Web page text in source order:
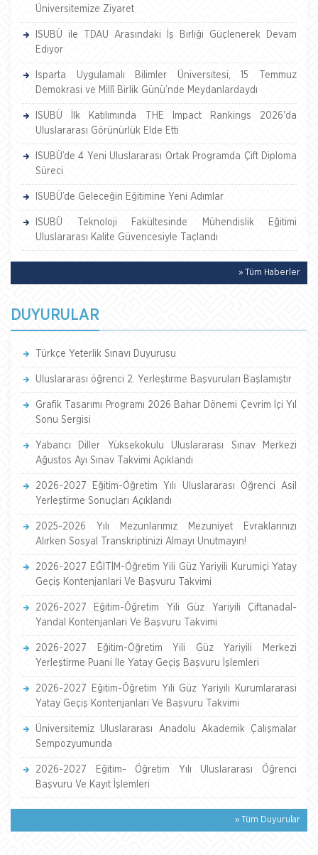
Üniversitemize Ziyaret
ISUBÜ ile TDAU Arasındaki İş Birliği Güçlenerek Devam
Ediyor
Isparta Uygulamalı Bilimler Üniversitesi, 15 Temmuz
Demokrasi ve Millî Birlik Günü’nde Meydanlardaydı
ISUBÜ İlk Katılımında THE Impact Rankings 2026'da
Uluslararası Görünürlük Elde Etti
ISUBÜ’de 4 Yeni Uluslararası Ortak Programda Çift Diploma
Süreci
ISUBÜ’de Geleceğin Eğitimine Yeni Adımlar
ISUBÜ Teknoloji Fakültesinde Mühendislik Eğitimi
Uluslararası Kalite Güvencesiyle Taçlandı
» Tüm Haberler
DUYURULAR
Türkçe Yeterlik Sınavı Duyurusu
Uluslararası öğrenci 2. Yerleştirme Başvuruları Başlamıştır
Grafik Tasarımı Programı 2026 Bahar Dönemi Çevrim İçi Yıl
Sonu Sergisi
Yabancı Diller Yüksekokulu Uluslararası Sınav Merkezi
Ağustos Ayı Sınav Takvimi Açıklandı
2026-2027 Eğitim-Öğretim Yılı Uluslararası Öğrenci Asil
Yerleştirme Sonuçları Açıklandı
2025-2026 Yılı Mezunlarımız Mezuniyet Evraklarınızı
Alırken Sosyal Transkriptinizi Almayı Unutmayın!
2026-2027 EĞİTİM-Öğretim Yili Güz Yariyili Kurumiçi Yatay
Geçiş Kontenjanlari Ve Başvuru Takvimi
2026-2027 Eğitim-Öğretim Yili Güz Yariyili Çiftanadal-
Yandal Kontenjanlari Ve Başvuru Takvimi
2026-2027 Eğitim-Öğretim Yili Güz Yariyili Merkezi
Yerleştirme Puani İle Yatay Geçiş Başvuru İşlemleri
2026-2027 Eğitim-Öğretim Yili Güz Yariyili Kurumlararasi
Yatay Geçiş Kontenjanlari Ve Başvuru Takvimi
Üniversitemiz Uluslararası Anadolu Akademik Çalışmalar
Sempozyumunda
2026-2027 Eğitim- Öğretim Yılı Uluslararası Öğrenci
Başvuru Ve Kayıt İşlemleri
» Tüm Duyurular